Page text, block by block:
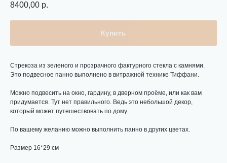
8400,00 р.
Купить
Стрекоза из зеленого и прозрачного фактурного стекла с камнями.
Это подвесное панно выполнено в витражной технике Тиффани.
Можно подвесить на окно, гардину, в дверном проёме, или как вам
придумается. Тут нет правильного. Ведь это небольшой декор,
который может путешествовать по дому.
По вашему желанию можно выполнить панно в других цветах.
Размер 16*29 см